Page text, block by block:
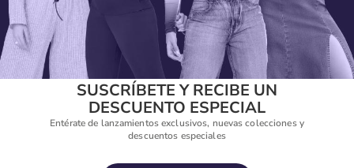
SUSCRÍBETE Y RECIBE UN
DESCUENTO ESPECIAL
Entérate de lanzamientos exclusivos, nuevas colecciones y
descuentos especiales